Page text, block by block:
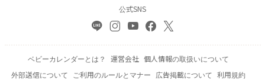
公式SNS
ベビーカレンダーとは？ 運営会社 個人情報の取扱いについて
外部送信について
ご利用のルールとマナー 広告掲載について 利用規約